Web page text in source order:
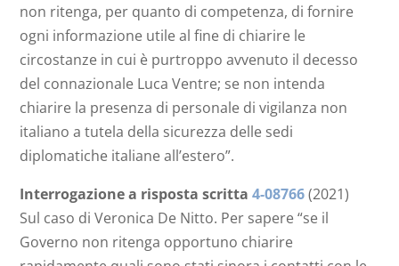
non ritenga, per quanto di competenza, di fornire
ogni informazione utile al fine di chiarire le
circostanze in cui è purtroppo avvenuto il decesso
del connazionale Luca Ventre; se non intenda
chiarire la presenza di personale di vigilanza non
italiano a tutela della sicurezza delle sedi
diplomatiche italiane all’estero”.
Interrogazione a risposta scritta4-08766(2021)
Sul caso di Veronica De Nitto. Per sapere “se il
Governo non ritenga opportuno chiarire